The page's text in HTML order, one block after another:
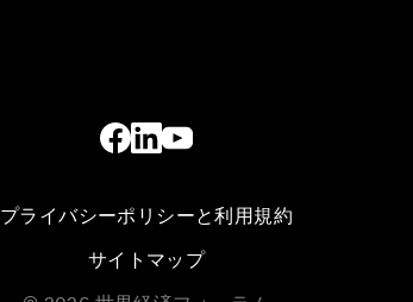
プライバシーポリシーと利用規約
サイトマップ